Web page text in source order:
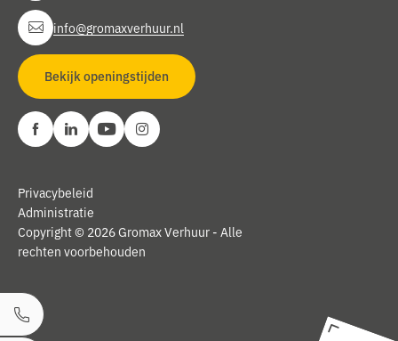
Bel ons
info@gromaxverhuur.nl
Bekijk openingstijden
Copyright © 2026 Gromax Verhuur - Alle
rechten voorbehouden
Privacybeleid
Administratie